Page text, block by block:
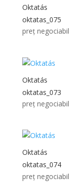
Oktatás
oktatas_075
preț negociabil
Oktatás
oktatas_073
preț negociabil
Oktatás
oktatas_074
preț negociabil